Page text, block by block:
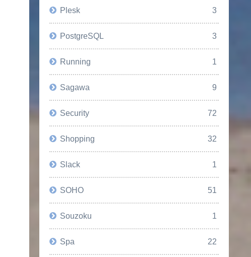
Plesk 3
PostgreSQL 3
Running 1
Sagawa 9
Security 72
Shopping 32
Slack 1
SOHO 51
Souzoku 1
Spa 22